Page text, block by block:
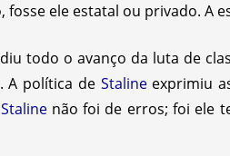
ele estatal ou privado. A
todo o avanço da luta de
A política de Stalineexprimiu
Stalinenão foi de erros; foi ele